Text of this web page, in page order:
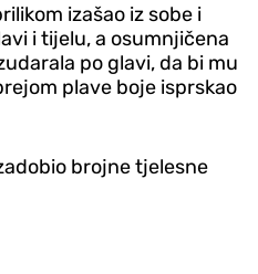
izašao iz sobe i
i tijelu, a osumnjičena
po glavi, da bi mu
plave boje isprskao
brojne tjelesne